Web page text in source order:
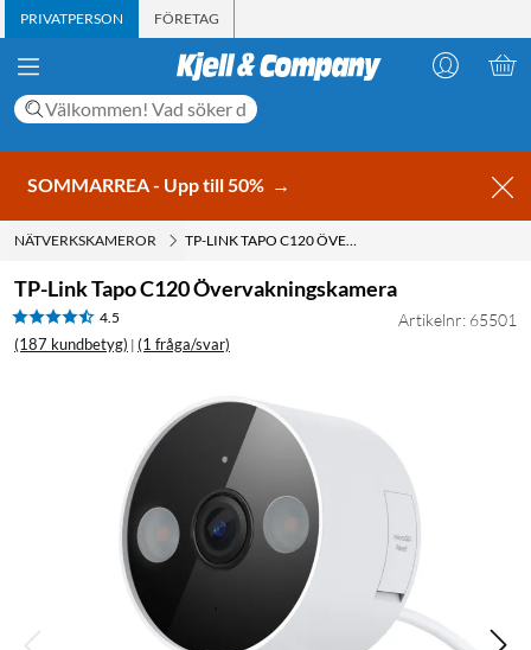
PRIVATPERSON FÖRETAG
SOMMARREA - Upp till 50% →
NÄTVERKSKAMEROR TP-LINK TAPO C120 ÖVERVAKNINGSKAMERA
TP-Link Tapo C120 Övervakningskamera
4.5
(187 kundbetyg) | (1 fråga/svar)
Artikelnr: 65501